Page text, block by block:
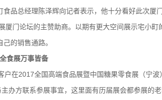
食品总经理陈泽辉向记者表示，他十分看好此次厦
厦门论坛的主赞助商。以期有更大空间展示宅小
的销售通路。
食展万事皆备
在2017全国高端食品展暨中国糖果零食展（宁
办方联系参展事宜，这里面有历届展会都参展的